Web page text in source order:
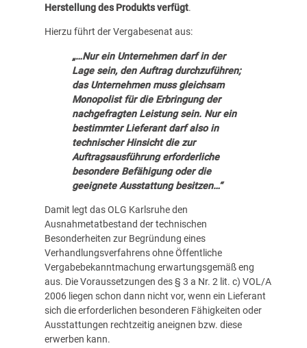
Herstellung des Produkts verfügt.
Hierzu führt der Vergabesenat aus:
„…Nur ein Unternehmen darf in der
Lage sein, den Auftrag durchzuführen;
das Unternehmen muss gleichsam
Monopolist für die Erbringung der
nachgefragten Leistung sein. Nur ein
bestimmter Lieferant darf also in
technischer Hinsicht die zur
Auftragsausführung erforderliche
besondere Befähigung oder die
geeignete Ausstattung besitzen…“
Damit legt das OLG Karlsruhe den
Ausnahmetatbestand der technischen
Besonderheiten zur Begründung eines
Verhandlungsverfahrens ohne Öffentliche
Vergabebekanntmachung erwartungsgemäß eng
aus. Die Voraussetzungen des § 3 a Nr. 2 lit. c) VOL/A
2006 liegen schon dann nicht vor, wenn ein Lieferant
sich die erforderlichen besonderen Fähigkeiten oder
Ausstattungen rechtzeitig aneignen bzw. diese
erwerben kann.